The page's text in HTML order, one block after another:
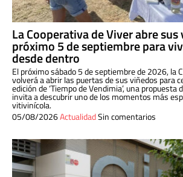
La Cooperativa de Viver abre sus
próximo 5 de septiembre para
desde dentro
El próximo sábado 5 de septiembre de 2026, la
volverá a abrir las puertas de sus viñedos para
edición de ‘Tiempo de Vendimia’, una
invita a descubrir uno de los momentos más
vitivinícola.
05/08/2026ActualidadSin comentarios